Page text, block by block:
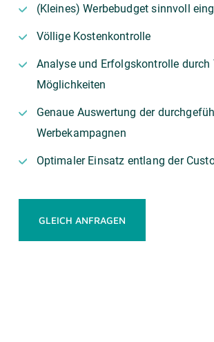
(Kleines) Werbebudget sinnvoll
Völlige Kostenkontrolle
Analyse und Erfolgskontrolle durch
Möglichkeiten
Genaue Auswertung der
Werbekampagnen
Optimaler Einsatz entlang der
GLEICH ANFRAGEN